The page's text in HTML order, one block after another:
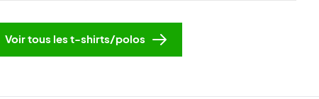
Voir tous les t-shirts/polos